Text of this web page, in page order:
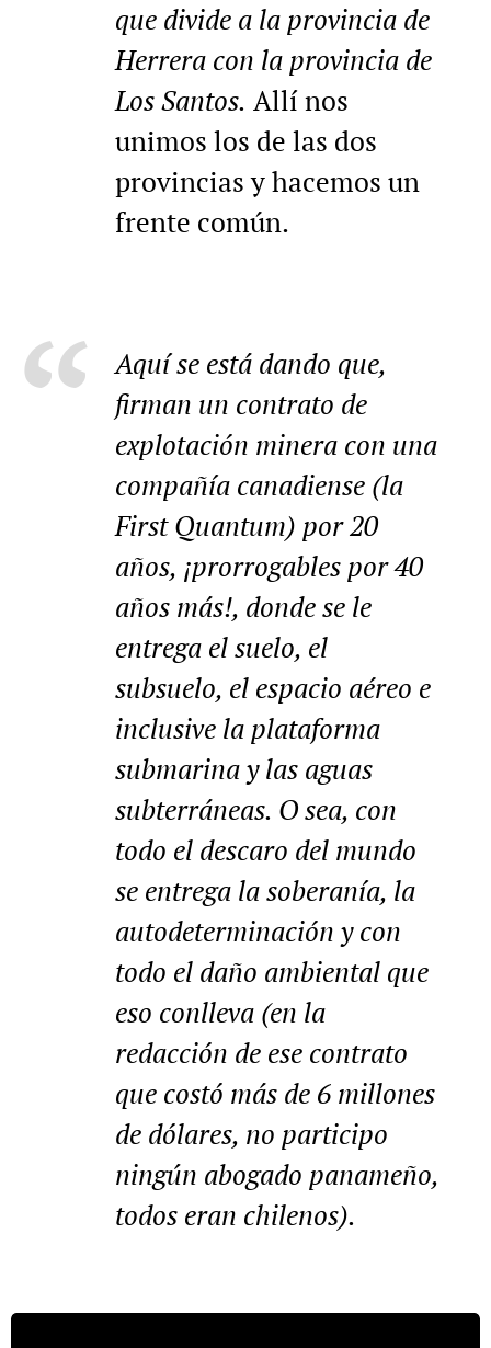
que divide a la provincia de
Herrera con la provincia de
Los Santos. Allí nos
unimos los de las dos
provincias y hacemos un
frente común.
Aquí se está dando que,
firman un contrato de
explotación minera con una
compañía canadiense (la
First Quantum) por 20
años, ¡prorrogables por 40
años más!, donde se le
entrega el suelo, el
subsuelo, el espacio aéreo e
inclusive la plataforma
submarina y las aguas
subterráneas. O sea, con
todo el descaro del mundo
se entrega la soberanía, la
autodeterminación y con
todo el daño ambiental que
eso conlleva (en la
redacción de ese contrato
que costó más de 6 millones
de dólares, no participo
ningún abogado panameño,
todos eran chilenos).